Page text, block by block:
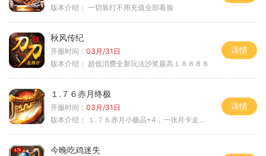
版本介绍： 一切靠打不用充值全部看脸
秋风传纪
开服时间： 03月/31日
版本介绍： 超低消费全新玩法沙奖最高１８８８８
详情
１.７６赤月终极
开服时间： 03月/31日
版本介绍：
１.７６赤月小极品+4，一张月卡走天涯b
详情
今晚吃鸡迷失